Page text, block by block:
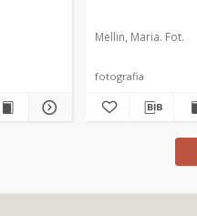
Mellin, Maria. Fot.
fotografia